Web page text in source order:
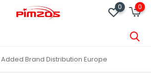
0 0
Brand Distribution Europe